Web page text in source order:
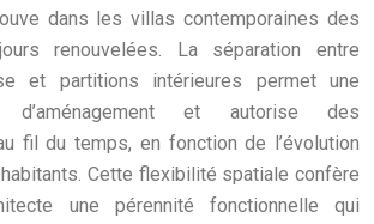
dans les villas contemporaines des
renouvelées. La séparation entre
et partitions intérieures permet une
d’aménagement et autorise des
fil du temps, en fonction de l’évolution
Cette flexibilité spatiale confère
une pérennité fonctionnelle qui